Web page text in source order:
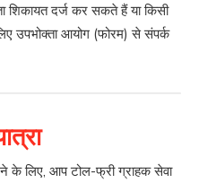
शिकायत दर्ज कर सकते हैं या किसी
उपभोक्ता आयोग (फोरम) से संपर्क
के लिए, आप टोल-फ्री ग्राहक सेवा